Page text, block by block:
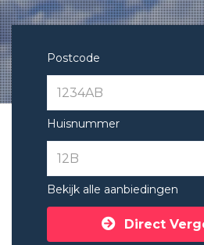
Postcode
Huisnummer
Bekijk alle aanbiedingen
Direct